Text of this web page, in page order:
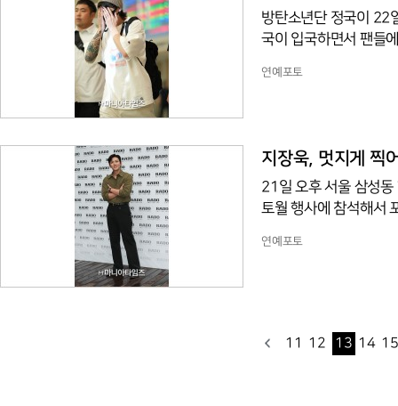
방탄소년단 정국이 22
국이 입국하면서 팬들
연예포토
지장욱, 멋지게 찍
21일 오후 서울 삼성동
토월 행사에 참석해서
연예포토
11 12 13 14 15